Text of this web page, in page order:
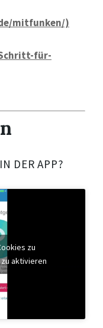
mitfunken/)
für-
DER APP?
zu
aktivieren